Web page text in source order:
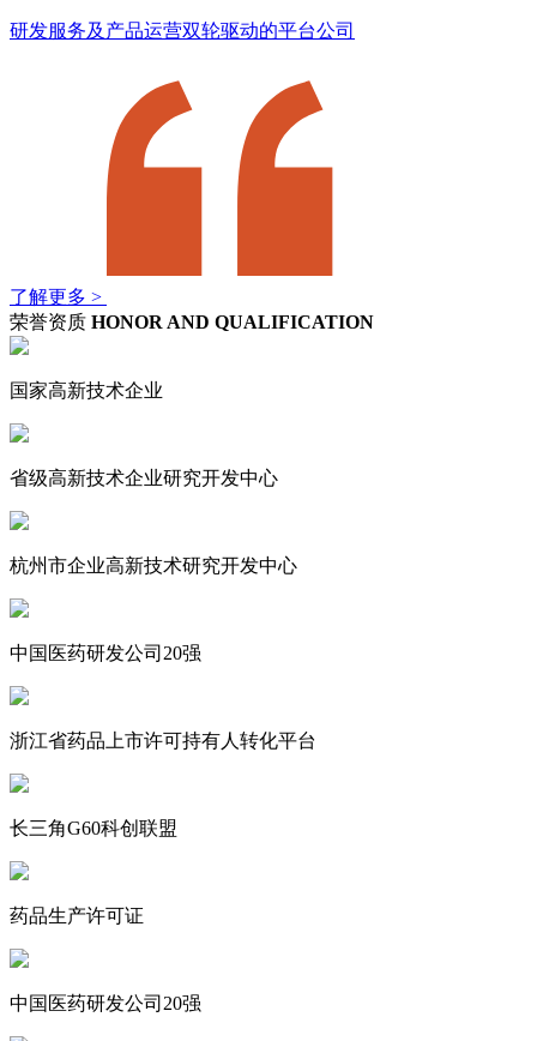
研发服务及产品运营双轮驱动的平台公司
了解更多 >
荣誉资质 HONOR AND QUALIFICATION
国家高新技术企业
省级高新技术企业研究开发中心
杭州市企业高新技术研究开发中心
中国医药研发公司20强
浙江省药品上市许可持有人转化平台
长三角G60科创联盟
药品生产许可证
中国医药研发公司20强